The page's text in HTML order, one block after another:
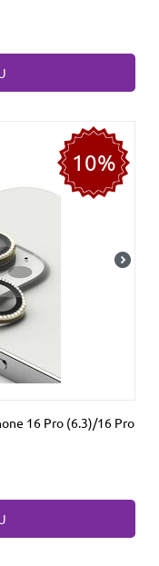
10%
16 Pro (6.3)/16 Pro